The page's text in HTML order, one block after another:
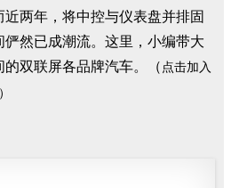
两年，将中控与仪表盘并排固
然已成潮流。这里，小编带大
双联屏各品牌汽车。（ 点击加入
）